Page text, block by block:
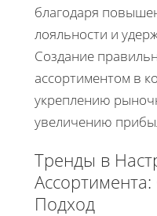
благодаря
лояльности и
Создание
ассортиментом в
укреплению
увеличению
Тренды в
Подход